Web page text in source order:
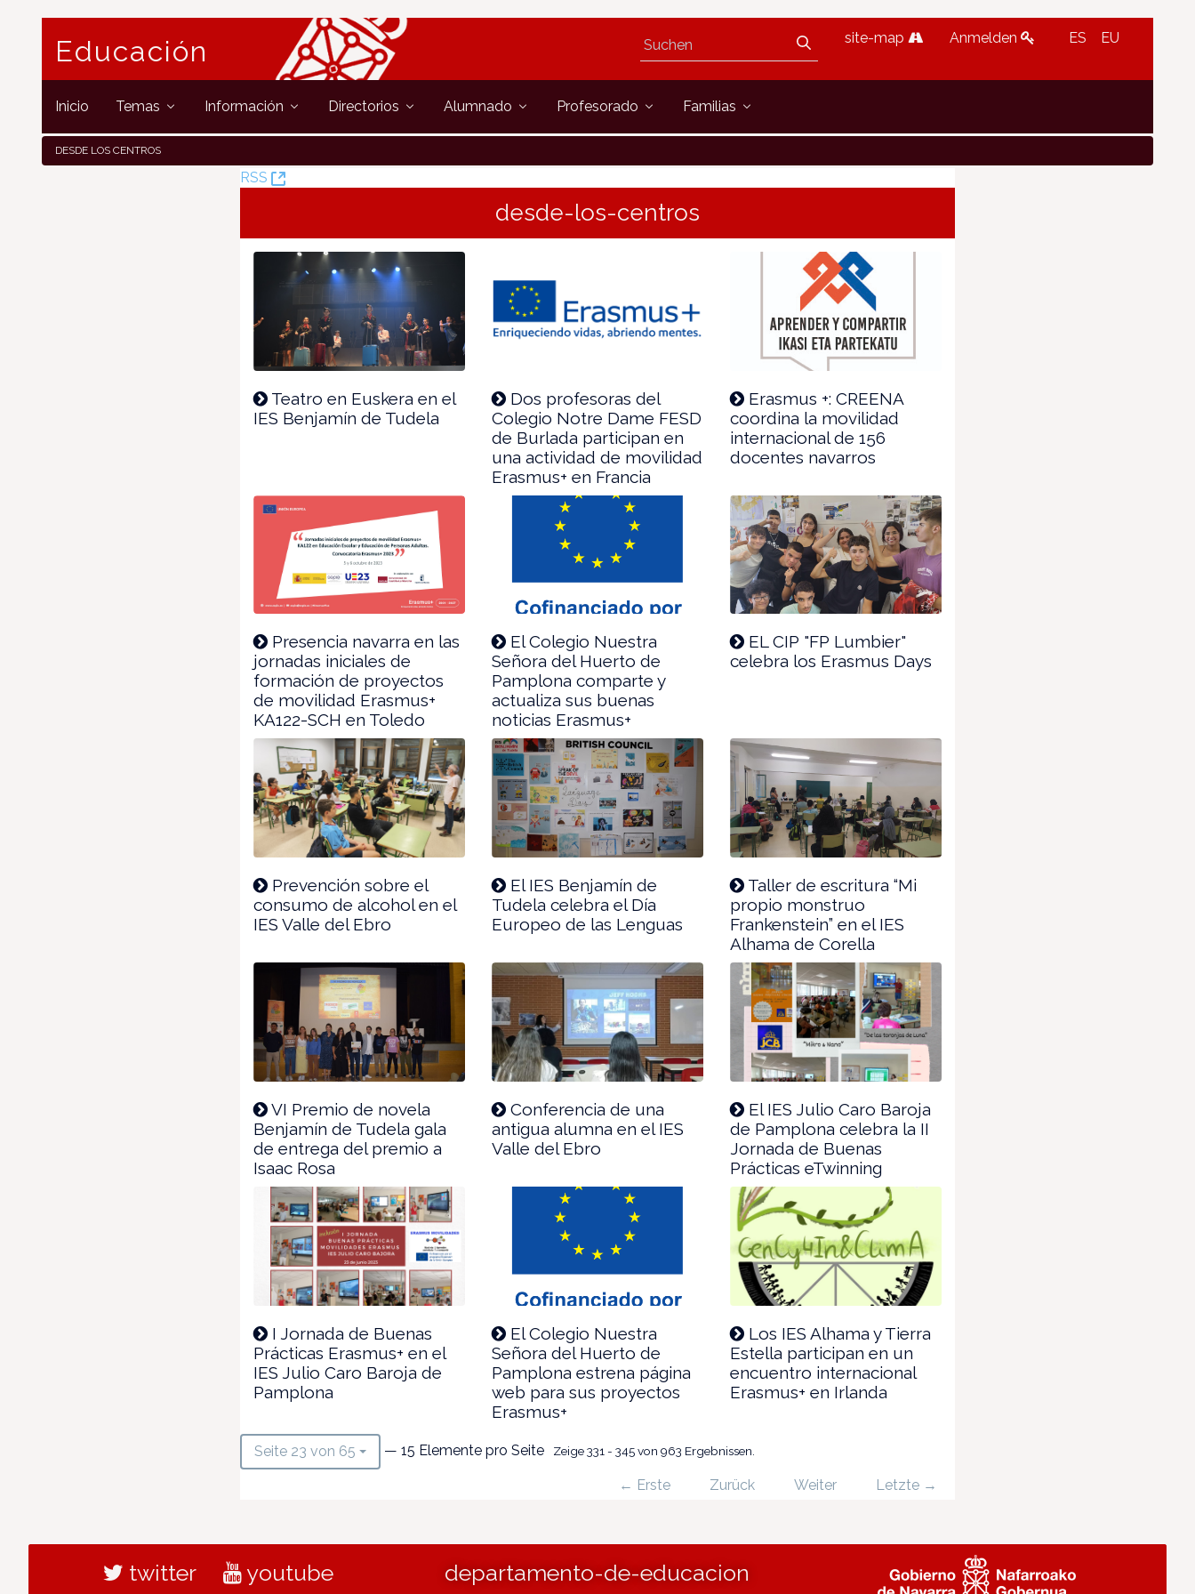
Educación site-map Anmelden ES EU
Inicio Temas Información Directorios Alumnado Profesorado Familias
DESDE LOS CENTROS
RSS
(Öffnet
desde-los-centros
Teatro en Euskera en el
IES Benjamín de Tudela
Dos profesoras del
Colegio Notre Dame FESD
de Burlada participan en
una actividad de movilidad
Erasmus+ en Francia
Erasmus +: CREENA
coordina la movilidad
internacional de 156
docentes navarros
Presencia navarra en las
jornadas iniciales de
formación de proyectos
de movilidad Erasmus+
KA122-SCH en Toledo
El Colegio Nuestra
Señora del Huerto de
Pamplona comparte y
actualiza sus buenas
noticias Erasmus+
EL CIP "FP Lumbier"
celebra los Erasmus Days
Prevención sobre el
consumo de alcohol en el
IES Valle del Ebro
El IES Benjamín de
Tudela celebra el Día
Europeo de las Lenguas
Taller de escritura “Mi
propio monstruo
Frankenstein” en el IES
Alhama de Corella
VI Premio de novela
Benjamín de Tudela gala
de entrega del premio a
Isaac Rosa
Conferencia de una
antigua alumna en el IES
Valle del Ebro
El IES Julio Caro Baroja
de Pamplona celebra la II
Jornada de Buenas
Prácticas eTwinning
I Jornada de Buenas
Prácticas Erasmus+ en el
IES Julio Caro Baroja de
Pamplona
El Colegio Nuestra
Señora del Huerto de
Pamplona estrena página
web para sus proyectos
Erasmus+
Los IES Alhama y Tierra
Estella participan en un
encuentro internacional
Erasmus+ en Irlanda
Seite 23 von 65 — 15 Elemente pro Seite Zeige 331 - 345 von 963 Ergebnissen.
← Erste Zurück Weiter Letzte →
twitter youtube departamento-de-educacion